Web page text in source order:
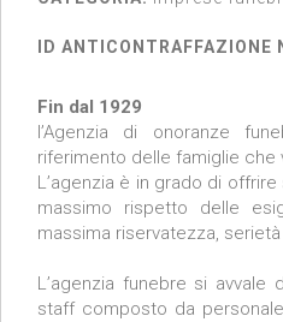
ID ANTICONTRAFFAZIONE
Fin dal 1929
l’Agenzia di onoranze
riferimento delle famiglie che
L’agenzia è in grado di
massimo rispetto delle
massima riservatezza,
L’agenzia funebre si avvale
staff composto da